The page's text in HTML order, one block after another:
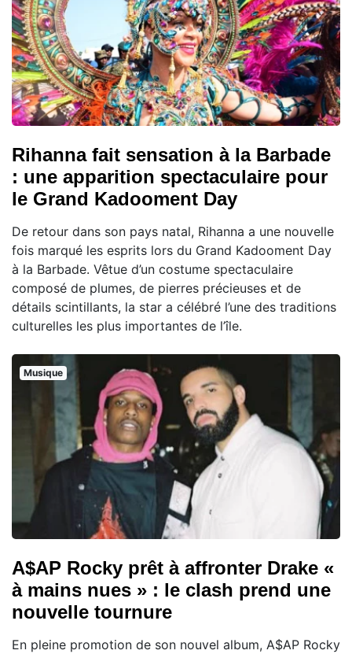
Rihanna fait sensation à la Barbade
: une apparition spectaculaire pour
le Grand Kadooment Day
De retour dans son pays natal, Rihanna a une nouvelle
fois marqué les esprits lors du Grand Kadooment Day
à la Barbade. Vêtue d’un costume spectaculaire
composé de plumes, de pierres précieuses et de
détails scintillants, la star a célébré l’une des traditions
culturelles les plus importantes de l’île.
Musique
A$AP Rocky prêt à affronter Drake «
à mains nues » : le clash prend une
nouvelle tournure
En pleine promotion de son nouvel album, A$AP Rocky